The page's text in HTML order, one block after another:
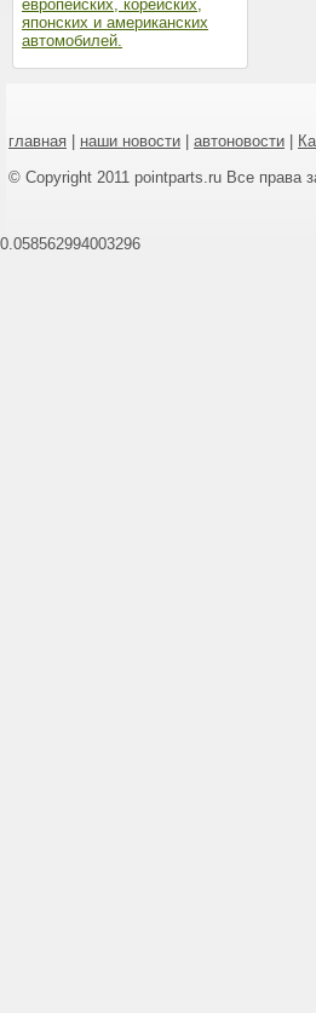
европейских, корейских,
японских и американских
автомобилей.
главная наши новости автоновости
© Copyright 2011 pointparts.ru Все права
0.058562994003296